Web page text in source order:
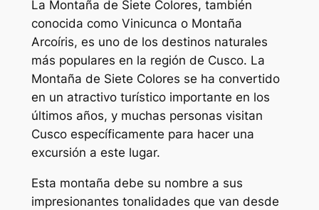
La Montaña de Siete Colores, también
conocida como Vinicunca o Montaña
Arcoíris, es uno de los destinos naturales
más populares en la región de Cusco. La
Montaña de Siete Colores se ha convertido
en un atractivo turístico importante en los
últimos años, y muchas personas visitan
Cusco específicamente para hacer una
excursión a este lugar.
Esta montaña debe su nombre a sus
impresionantes tonalidades que van desde